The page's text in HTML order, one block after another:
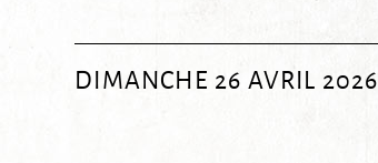
DIMANCHE 26 AVRIL 2026